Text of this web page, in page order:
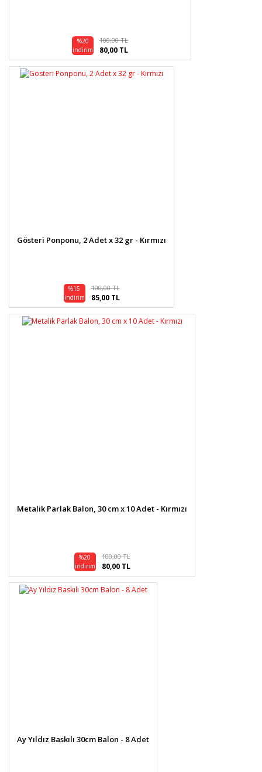
%20
indirim
100,00 TL
80,00 TL
Gösteri Ponponu, 2 Adet x 32 gr - Kırmızı
%15
indirim
100,00 TL
85,00 TL
Metalik Parlak Balon, 30 cm x 10 Adet - Kırmızı
%20
indirim
100,00 TL
80,00 TL
Ay Yıldız Baskılı 30cm Balon - 8 Adet